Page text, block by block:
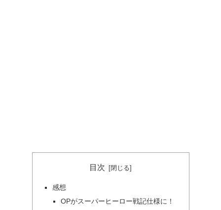
目次
感想
OPがスーパーヒーロー戦記仕様に！